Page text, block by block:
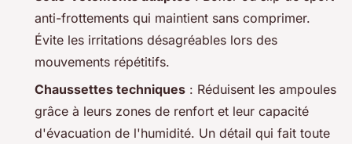
anti-frottements qui maintient sans comprimer.
Évite les irritations désagréables lors des
mouvements répétitifs.
Chaussettes techniques : Réduisent les ampoules
grâce à leurs zones de renfort et leur capacité
d'évacuation de l'humidité. Un détail qui fait toute